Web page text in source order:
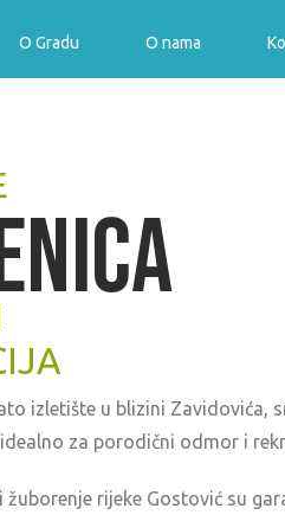
O Gradu O nama
izletište u blizini Zavidovića,
za porodični odmor i
žuborenje rijeke Gostović su